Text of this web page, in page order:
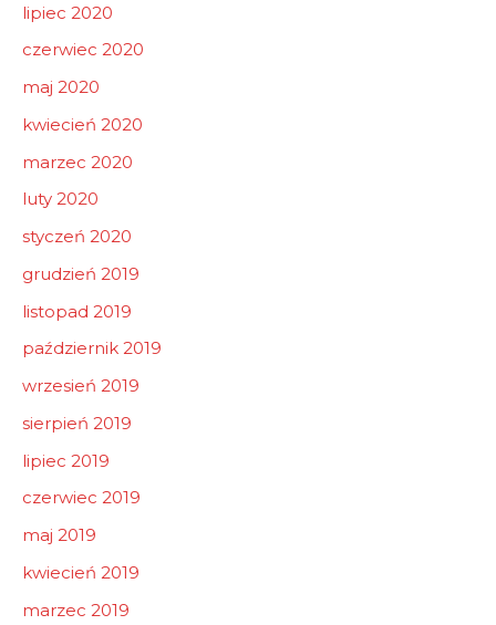
lipiec 2020
czerwiec 2020
maj 2020
kwiecień 2020
marzec 2020
luty 2020
styczeń 2020
grudzień 2019
listopad 2019
październik 2019
wrzesień 2019
sierpień 2019
lipiec 2019
czerwiec 2019
maj 2019
kwiecień 2019
marzec 2019